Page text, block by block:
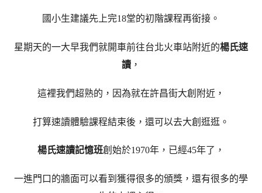
國小生建議先上完18堂的初階課程再銜接。
星期天的一大早我們就開車前往台北火車站附近的楊氏速
讀 ，
這裡我們超熟的，因為就在許昌街大創附近，
打算速讀體驗課程結束後，還可以去大創逛逛。
楊氏速讀記憶班創始於1970年，已經45年了，
一進門口的牆面可以看到獲得很多的頒獎，還有很多的學